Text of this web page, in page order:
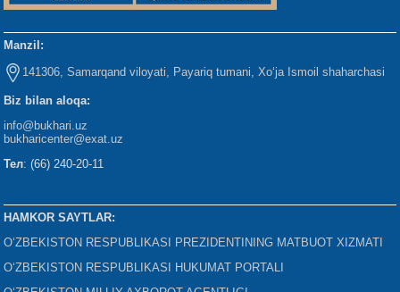
Manzil:
141306, Samarqand viloyati, Payariq tumani, Xo‘ja Ismoil shaharchasi
Biz bilan aloqa:
info@bukhari.uz
bukharicenter@exat.uz
Тел: (66) 240-20-11
HAMKOR SAYTLAR:
O‘ZBEKISTON RESPUBLIKASI PREZIDENTINING MATBUOT XIZMATI
O‘ZBEKISTON RESPUBLIKASI HUKUMAT PORTALI